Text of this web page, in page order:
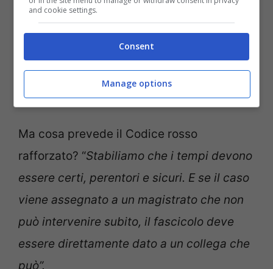
nessuna legge avrà valenza se non sarà
tempestivo. Una donna che trova il
coraggio di denunciare può aspettare un
giudice che interpreti una legge?”.
Ma cosa prevede il Codice rosso
rafforzato? “Stabiliamo che i tempi devono
essere certi, perentori e sicuri. E se il caso
viene assegnato a un magistrato che non
può intervenire subito, il fascicolo deve
essere direttamente dato a un collega che
può”.
and cookie settings.
Consent
Manage options